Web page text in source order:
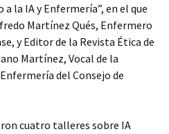
la IA y Enfermería”, en el que
Martínez Qués, Enfermero
y Editor de la Revista Ética de
Martínez, Vocal de la
del Consejo de
cuatro talleres sobre IA